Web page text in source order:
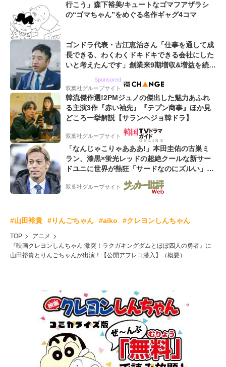
行こう」森下裕美/キュートなゴマフアザラシ
の“ゴマちゃん”をめぐる名作ギャグ4コマ
ゴンドラ代表・古江恵治さん「仕事を通して成
長できる、わくわくドキドキできる会社にした
いと考えたんです」創業来9期増収&増益を続け
Sponsored
双葉社グループサイト
韓流傑作選!2PMジュノの傑出した魅力あふれ
る主演3作『赤い袖先』『テプン商事』ほか見
どころ一挙解説【サランヘジョ韓ドラ】
双葉社グループサイト
「なんじゃこりゃあああ!」本田圭佑の古巣ミ
ラン、漆黒×蛍光レッドの超絶クールな新サー
ドユニに世界が熱狂「サードなのにズルい」
「こりゃかっけえわ」
双葉社グループサイト
#山田裕貴 #りんごちゃん #aiko #クレヨンしんちゃん
TOP
アニメ
『映画クレヨンしんちゃん 激突！ラクガキングダムとほぼ四人の勇者』に
山田裕貴とりんごちゃんが出演！【公開アフレコ潜入】（概要）